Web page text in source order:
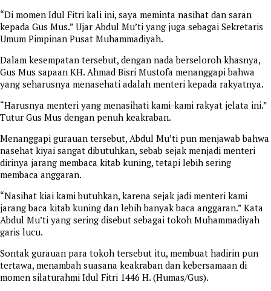
“Di momen Idul Fitri kali ini, saya meminta nasihat dan saran
kepada Gus Mus.” Ujar Abdul Mu’ti yang juga sebagai Sekretaris
Umum Pimpinan Pusat Muhammadiyah.
Dalam kesempatan tersebut, dengan nada berseloroh khasnya,
Gus Mus sapaan KH. Ahmad Bisri Mustofa menanggapi bahwa
yang seharusnya menasehati adalah menteri kepada rakyatnya.
“Harusnya menteri yang menasihati kami-kami rakyat jelata ini.”
Tutur Gus Mus dengan penuh keakraban.
Menanggapi gurauan tersebut, Abdul Mu’ti pun menjawab bahwa
nasehat kiyai sangat dibutuhkan, sebab sejak menjadi menteri
dirinya jarang membaca kitab kuning, tetapi lebih sering
membaca anggaran.
“Nasihat kiai kami butuhkan, karena sejak jadi menteri kami
jarang baca kitab kuning dan lebih banyak baca anggaran.” Kata
Abdul Mu’ti yang sering disebut sebagai tokoh Muhammadiyah
garis lucu.
Sontak gurauan para tokoh tersebut itu, membuat hadirin pun
tertawa, menambah suasana keakraban dan kebersamaan di
momen silaturahmi Idul Fitri 1446 H. (Humas/Gus).